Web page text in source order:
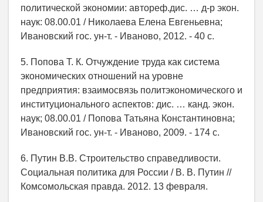
политической экономии: автореф.дис. … д-р экон.
наук: 08.00.01 / Николаева Елена Евгеньевна;
Ивановский гос. ун-т. - Иваново, 2012. - 40 с.
5. Попова Т. К. Отчуждение труда как система
экономических отношений на уровне
предприятия: взаимосвязь политэкономического и
институционального аспектов: дис. … канд. экон.
наук; 08.00.01 / Попова Татьяна Константиновна;
Ивановский гос. ун-т. - Иваново, 2009. - 174 с.
6. Путин В.В. Строительство справедливости.
Социальная политика для России / В. В. Путин //
Комсомольская правда. 2012. 13 февраля.